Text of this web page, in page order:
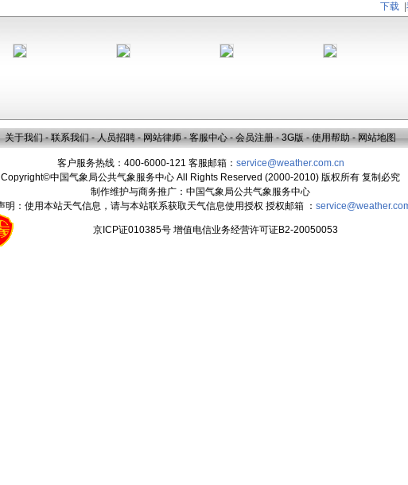
下载
关于我们 - 联系我们 - 人员招聘 - 网站律师 - 客服中心 - 会员注册 - 3G版 - 使用帮助 - 网站地图
客户服务热线：400-6000-121 客服邮箱： service@weather.com.cn
Copyright©中国气象局公共气象服务中心 All Rights Reserved (2000-2010) 版权所有 复制必究
制作维护与商务推广：中国气象局公共气象服务中心
明：使用本站天气信息，请与本站联系获取天气信息使用授权 授权邮箱 ：
京ICP证010385号 增值电信业务经营许可证B2-20050053